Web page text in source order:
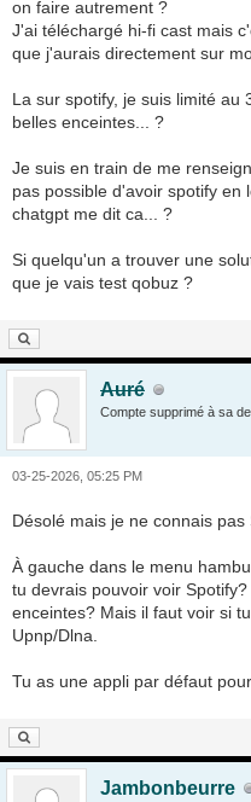
on faire autrement ?
J'ai téléchargé hi-fi cast mais
que j'aurais directement sur
La sur spotify, je suis limité au
belles enceintes... ?
Je suis en train de me
pas possible d'avoir spotify en
chatgpt me dit ca... ?
Si quelqu'un a trouver une
que je vais test qobuz ?
Auré
Compte supprimé à sa
03-25-2026, 05:25 PM
Désolé mais je ne connais pas
À gauche dans le menu
tu devrais pouvoir voir
enceintes? Mais il faut voir si
Upnp/Dlna.
Tu as une appli par défaut
Jambonbeurre